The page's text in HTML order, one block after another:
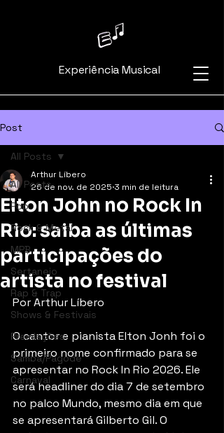
Experiência Musical
Post
All Posts
Pop
Rock & Metal
MPB
Sertanejo
Rap & Trap
Shows & Festivais
Premiações
Samba/Pagode
Carnaval
All Posts
Elton John no Rock In
Rio: saiba as últimas
participações do
artista no festival
Arthur Líbero
26 de nov. de 2025 3 min de leitura
Por Arthur Líbero
O cantor e pianista Elton Jonh foi o
primeiro nome confirmado para se
apresentar no Rock In Rio 2026. Ele
será headliner do dia 7 de setembro
no palco Mundo, mesmo dia em que
se apresentará Gilberto Gil. O